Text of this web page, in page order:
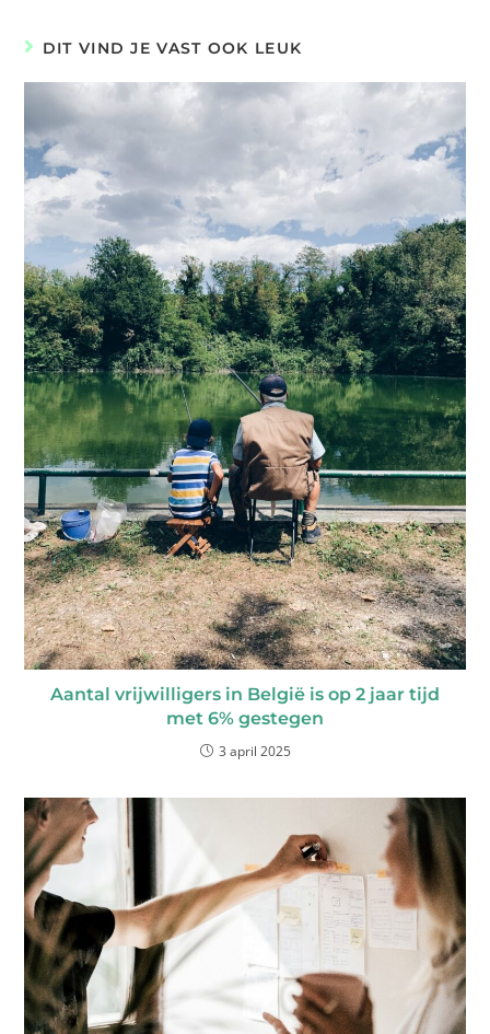
DIT VIND JE VAST OOK LEUK
Aantal vrijwilligers in België is op 2 jaar tijd
met 6% gestegen
3 april 2025